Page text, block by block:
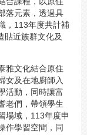
落元素，透過具
，113年度共計補
貼近族群文化及
雅文化結合原住
女及在地廚師入
活動，同時讓富
老們，帶領學生
場域，113年度申
作學習空間，同